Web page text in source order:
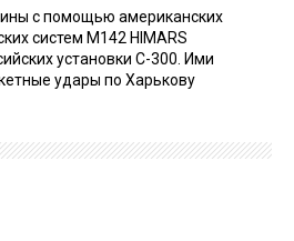
с помощью американских
систем M142 HIMARS
установки С-300. Ими
удары по Харькову